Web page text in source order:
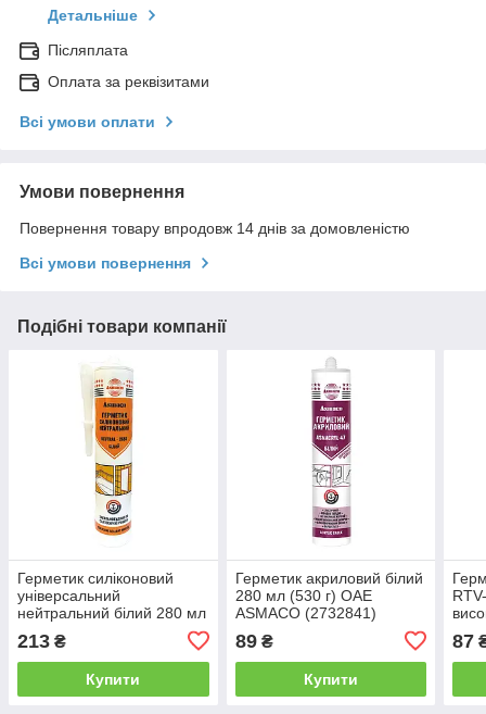
Детальніше
Післяплата
Оплата за реквізитами
Всі умови оплати
Умови повернення
Повернення товару впродовж 14 днів за домовленістю
Всі умови повернення
Подібні товари компанії
Герметик силіконовий
універсальний
нейтральний білий 280 мл
(2732581)
213 ₴
Купити
Герметик акриловий білий
280 мл (530 г) ОАЕ
ASMACO (2732841)
89₴
Купити
87